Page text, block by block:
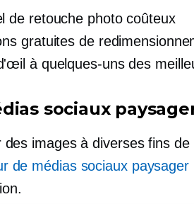
de retouche photo coûteux
gratuites de
à quelques-uns des
sociaux
images à diverses fins de
de médias sociaux paysager